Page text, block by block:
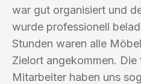
war gut organisiert und
wurde professionell
Stunden waren alle
Zielort angekommen. Die
Mitarbeiter haben uns